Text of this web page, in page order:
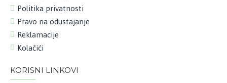
Politika privatnosti
Pravo na odustajanje
Reklamacije
Kolačići
KORISNI LINKOVI